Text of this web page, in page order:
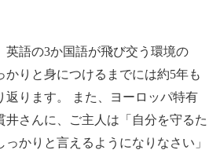
英語の3か国語が飛び交う環境の
かりと身につけるまでには約5年も
返ります。 また、ヨーロッパ特有
井さんに、ご主人は「自分を守るた
かりと言えるようになりなさい」